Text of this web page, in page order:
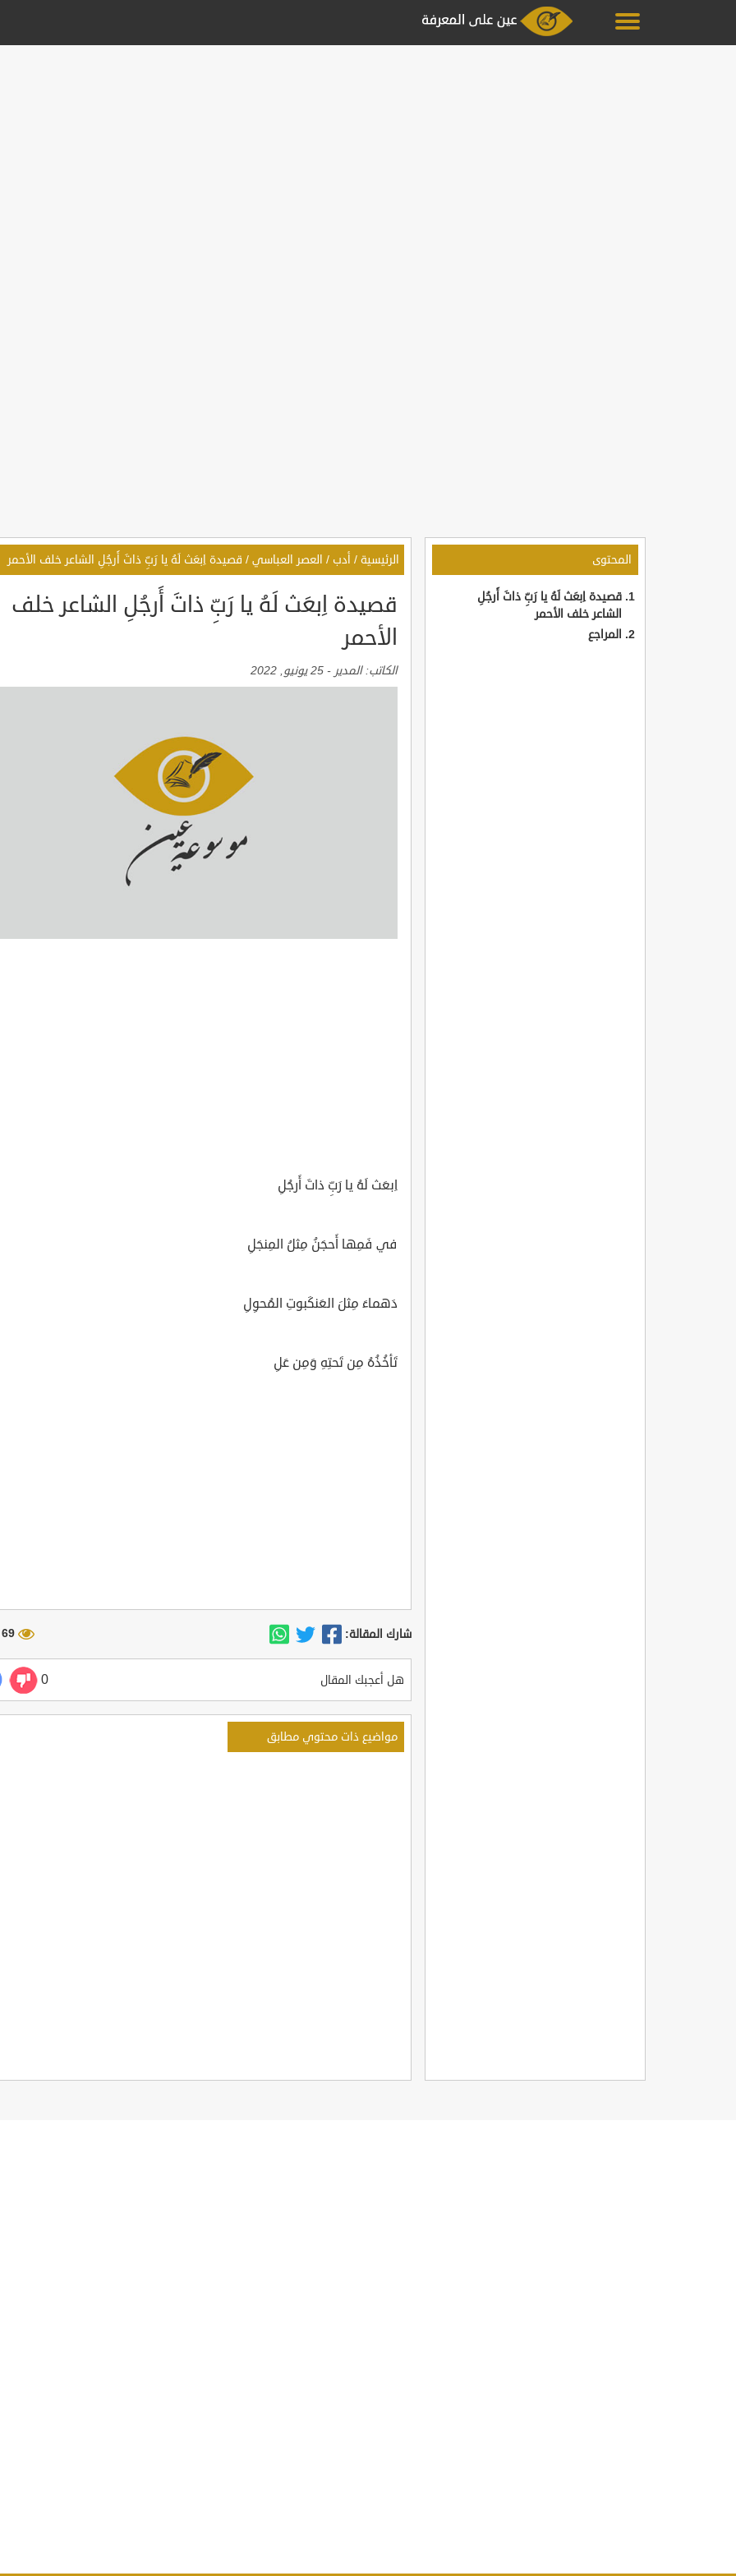
المحتوى
قصيدة اِبعَث لَهُ يا رَبِّ ذاتَ أَرجُلِ
الشاعر خلف الأحمر
المراجع
الرئيسية / أدب / العصر العباسي / قصيدة اِبعَث لَهُ يا رَبِّ ذاتَ أَرجُلِ الشاعر خلف الأحمر
قصيدة اِبعَث لَهُ يا رَبِّ ذاتَ أَرجُلِ الشاعر خلف
الأحمر
الكاتب:المدير - 25 يونيو, 2022
اِبعَث لَهُ يا رَبِّ ذاتَ أَرجُلِ
في فَمِها أَحجَنُ مِثلُ المِنجَلِ
دَهماءَ مِثلَ العَنكَبوتِ المُحوِلِ
تَأخُذُهُ مِن تَحتِهِ وَمِن عَلِ
شارك المقالة: 69 مشاهدة
هل أعجبك المقال 0
مواضيع ذات محتوي مطابق